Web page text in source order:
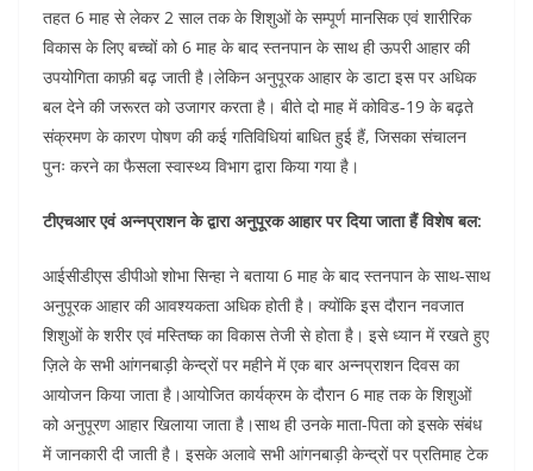
तहत 6 माह से लेकर 2 साल तक के शिशुओं के सम्पूर्ण मानसिक एवं शारीरिक
विकास के लिए बच्चों को 6 माह के बाद स्तनपान के साथ ही ऊपरी आहार की
उपयोगिता काफ़ी बढ़ जाती है।लेकिन अनुपूरक आहार के डाटा इस पर अधिक
बल देने की जरूरत को उजागर करता है। बीते दो माह में कोविड-19 के बढ़ते
संक्रमण के कारण पोषण की कई गतिविधियां बाधित हुई हैं, जिसका संचालन
पुनः करने का फैसला स्वास्थ्य विभाग द्वारा किया गया है।
टीएचआर एवं अन्नप्राशन के द्वारा अनुपूरक आहार पर दिया जाता हैं विशेष बल:
आईसीडीएस डीपीओ शोभा सिन्हा ने बताया 6 माह के बाद स्तनपान के साथ-साथ
अनुपूरक आहार की आवश्यकता अधिक होती है। क्योंकि इस दौरान नवजात
शिशुओं के शरीर एवं मस्तिष्क का विकास तेजी से होता है। इसे ध्यान में रखते हुए
ज़िले के सभी आंगनबाड़ी केन्द्रों पर महीने में एक बार अन्नप्राशन दिवस का
आयोजन किया जाता है।आयोजित कार्यक्रम के दौरान 6 माह तक के शिशुओं
को अनुपूरण आहार खिलाया जाता है।साथ ही उनके माता-पिता को इसके संबंध
में जानकारी दी जाती है। इसके अलावे सभी आंगनबाड़ी केन्द्रों पर प्रतिमाह टेक